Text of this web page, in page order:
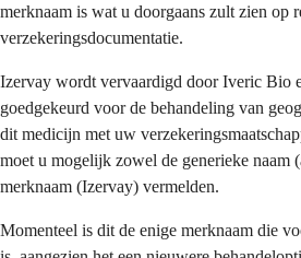
merknaam is wat u doorgaans zult zien op
verzekeringsdocumentatie.
Izervay wordt vervaardigd door Iveric Bio
goedgekeurd voor de behandeling van
dit medicijn met uw
moet u mogelijk zowel de generieke naam
merknaam (Izervay) vermelden.
Momenteel is dit de enige merknaam die